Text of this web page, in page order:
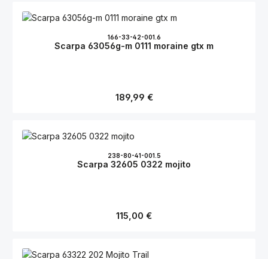
166-33-42-001.6
Scarpa 63056g-m 0111 moraine gtx m
Regulärer Preis:
189,99 €
238-80-41-001.5
Scarpa 32605 0322 mojito
Regulärer Preis:
115,00 €